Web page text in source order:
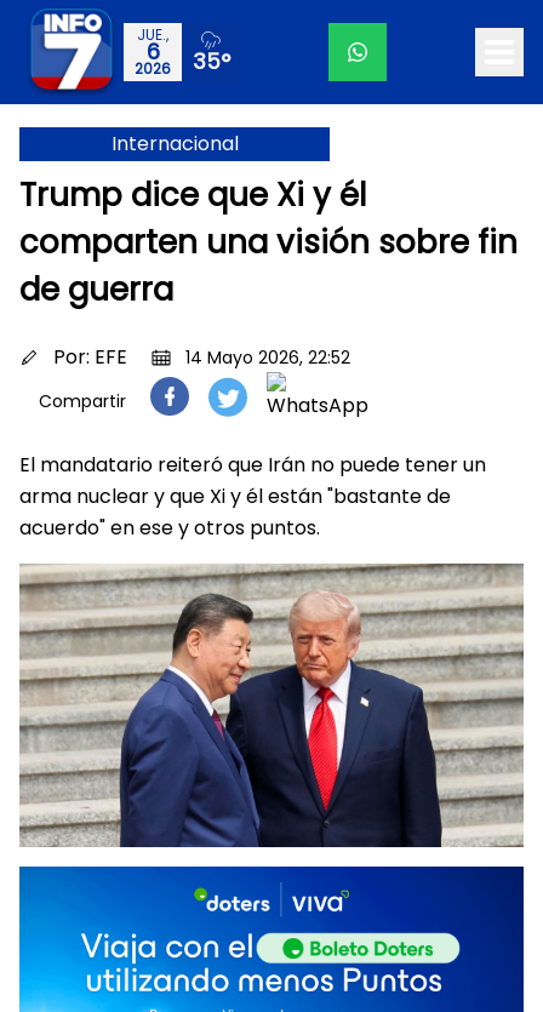
JUE.,
6
2026 35°
Internacional
Trump dice que Xi y él
comparten una visión sobre fin
de guerra
Por: EFE
14 Mayo 2026, 22:52
Compartir
El mandatario reiteró que Irán no puede tener un
arma nuclear y que Xi y él están "bastante de
acuerdo" en ese y otros puntos.